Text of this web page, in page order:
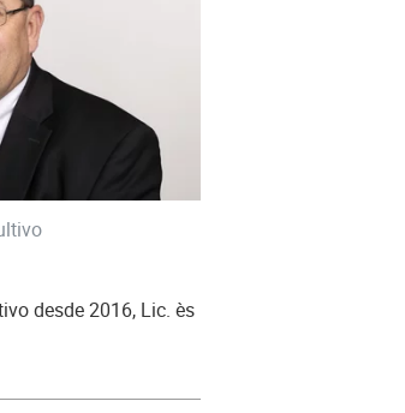
desde 2016, Lic. ès